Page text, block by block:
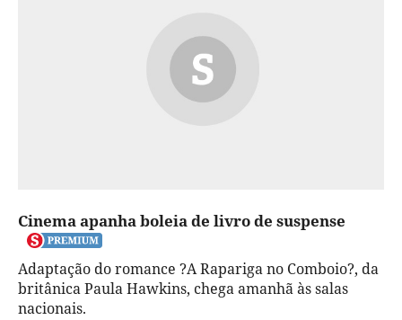
Cinema apanha boleia de livro de suspense
Adaptação do romance ?A Rapariga no Comboio?, da
britânica Paula Hawkins, chega amanhã às salas
nacionais.